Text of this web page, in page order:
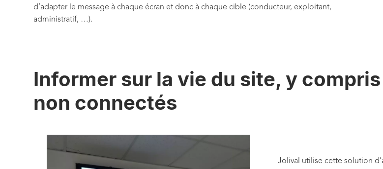
d’adapter le message à chaque écran et donc à chaque cible (conducteur, exploitant,
administratif, …).
Informer sur la vie du site, y
non connectés
Jolival utilise cette solution